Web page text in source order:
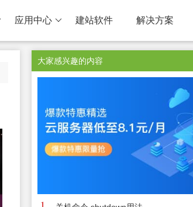
应用中心 建站软件 解决方案
大家感兴趣的内容